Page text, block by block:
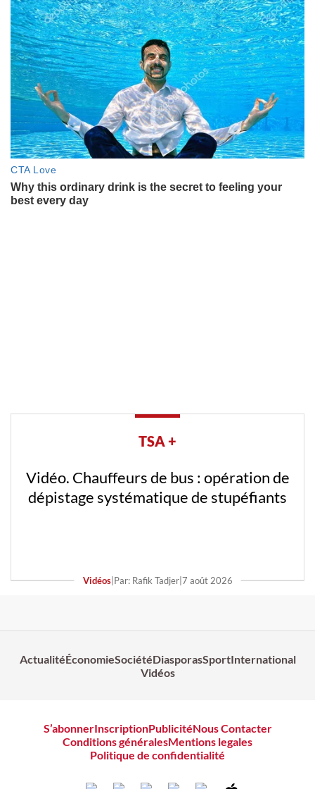
TSA +
Vidéo. Chauffeurs de bus : opération de
dépistage systématique de stupéfiants
Vidéos| Par: Rafik Tadjer| 7 août 2026
ActualitéÉconomieSociétéDiasporasSportInternational
Vidéos
S’abonnerInscriptionPublicitéNous Contacter
Conditions généralesMentions legales
Politique de confidentialité